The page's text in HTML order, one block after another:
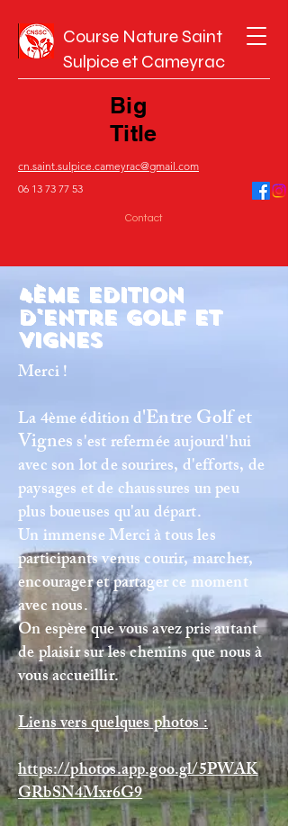
Course Nature Saint
Sulpice et Cameyrac
Big
Title
cn.saint.sulpice.cameyrac@gmail.com
06 13 73 77 53
Contact
4ème Edition
d'Entre Golf et
Vignes
Merci !
La 4ème édition d'Entre Golf et
Vigness'est refermée aujourd'hui
avec son lot de sourires, d'efforts, de
paysages et de chaussures un peu
plus boueuses qu'au départ.
Un immense Merci à tous les
participants venus courir, marcher,
encourager et partager ce moment
avec nous.
On espère que vous avez pris autant
de plaisir sur les chemins que nous à
vous accueillir.
Liens vers quelques photos :
https://photos.app.goo.gl/5PWAK
GRbSN4Mxr6G9